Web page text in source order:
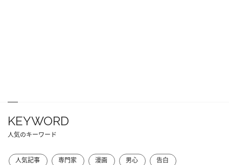
KEYWORD
人気のキーワード
人気記事 専門家 漫画 男心
告白